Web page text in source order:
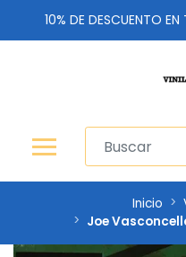
10% DE DESCUENTO
Inicio
Joe